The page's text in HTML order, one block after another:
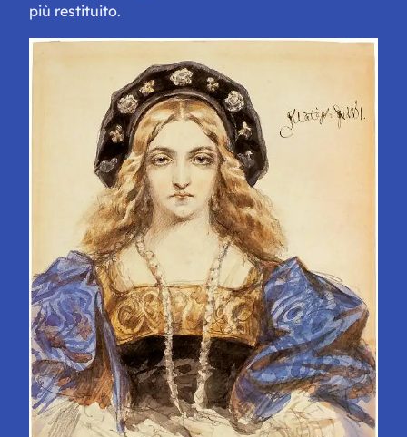
più restituito.